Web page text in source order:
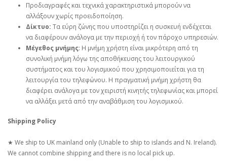
Προδιαγραφές και τεχνικά χαρακτηριστικά μπορούν να
αλλάξουν χωρίς προειδοποίηση.
Δίκτυο: Τα εύρη ζώνης που υποστηρίζει η συσκευή ενδέχεται
να διαφέρουν ανάλογα με την περιοχή ή τον πάροχο υπηρεσιών.
Μέγεθος μνήμης: Η μνήμη χρήστη είναι μικρότερη από τη
συνολική μνήμη λόγω της αποθήκευσης του λειτουργικού
συστήματος και του λογισμικού που χρησιμοποιείται για τη
λειτουργία του τηλεφώνου. Η πραγματική μνήμη χρήστη θα
διαφέρει ανάλογα με τον χειριστή κινητής τηλεφωνίας και μπορεί
να αλλάξει μετά από την αναβάθμιση του λογισμικού.
Shipping Policy
★ We ship to UK mainland only (Unable to ship to islands and N. Ireland).
We cannot combine shipping and there is no local pick up.